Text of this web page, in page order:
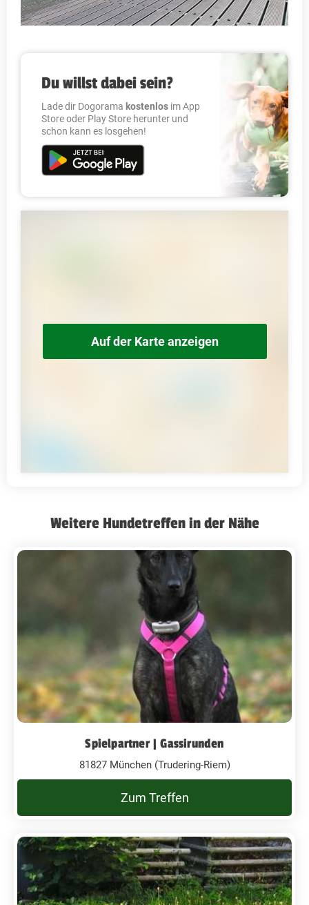
Du willst dabei sein?
Lade dir Dogorama kostenlos im App
Store oder Play Store herunter und
schon kann es losgehen!
Auf der Karte anzeigen
Weitere Hundetreffen in der Nähe
Spielpartner | Gassirunden
81827 München (Trudering-Riem)
Zum Treffen